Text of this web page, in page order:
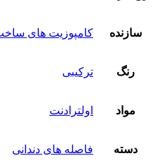
سازنده کامپوزیت های
رنگ ترکیبی
مواد اولترادنت
دسته فاصله های دندانی